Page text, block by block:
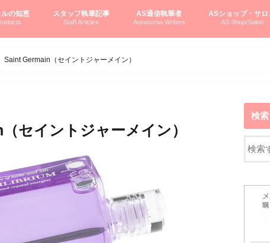
の知恵 スタッフ執筆記事
Staff Articles
AS通信執筆者
Aurasoma Writers
ASショップ・サロ
AS Shop/Salon
Germain（セイントジャーメイン）
セイントジャーメイン）
検索